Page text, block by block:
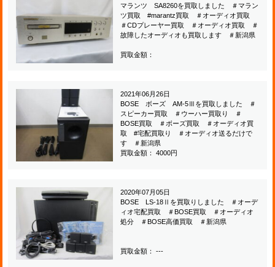
マランツ SA8260を買取しました ＃マラン
ツ買取 #marantz買取 ＃オーディオ買取
＃CDプレーヤー買取 ＃オーディオ買取 ＃
故障したオーディオも買取します ＃新潟県
買取金額：
2021年06月26日
BOSE ボーズ AM-5Ⅲを買取しました ＃
スピーカー買取 ＃ウーハー買取り ＃
BOSE買取 ＃ボーズ買取 ＃オーディオ買
取 #宅配買取り ＃オーディオ送るだけで
す ＃新潟県
買取金額： 4000円
2020年07月05日
BOSE LS-18Ⅱを買取りしました ＃オーデ
ィオ宅配買取 ＃BOSE買取 ＃オーディオ
処分 ＃BOSE高価買取 ＃新潟県
買取金額： ---